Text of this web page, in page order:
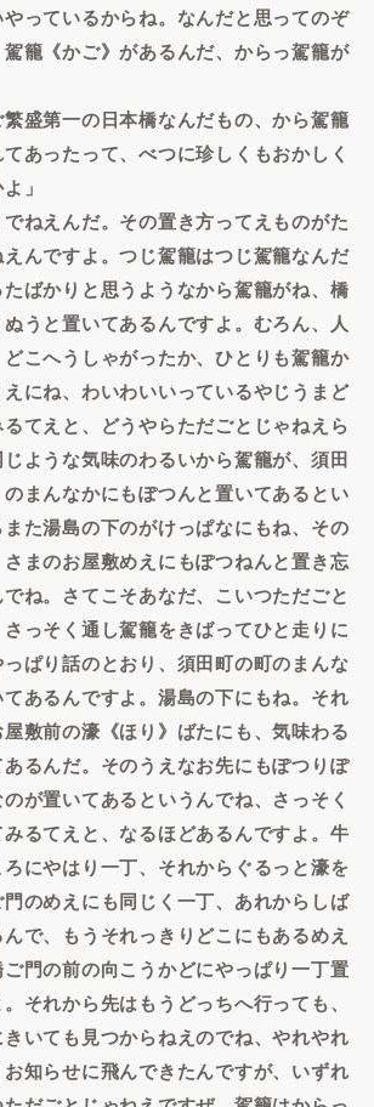
っているからね。なんだと思ってのぞ
籠《かご》があるんだ、からっ駕籠が
繁盛第一の日本橋なんだもの、から駕籠
あったって、べつに珍しくもおかしく
」
でねえんだ。その置き方ってえものがた
んですよ。つじ駕籠はつじ駕籠なんだ
ばかりと思うようなから駕籠がね、橋
うと置いてあるんですよ。むろん、人
こへうしゃがったか、ひとりも駕籠か
にね、わいわいいっているやじうまど
てえと、どうやらただごとじゃねえら
ような気味のわるいから駕籠が、須田
まんなかにもぽつんと置いてあるとい
た湯島の下のがけっぱなにもね、その
まのお屋敷めえにもぽつねんと置き忘
ね。さてこそあなだ、こいつただごと
っそく通し駕籠をきばってひと走りに
ぱり話のとおり、須田町の町のまんな
あるんですよ。湯島の下にもね。それ
敷前の濠《ほり》ばたにも、気味わる
あるんだ。そのうえなお先にもぽつりぽ
が置いてあるというんでね、さっそく
るてえと、なるほどあるんですよ。牛
にやはり一丁、それからぐるっと濠を
のめえにも同じく一丁、あれからしば
で、もうそれっきりどこにもあるめえ
門の前の向こうかどにやっぱり一丁置
それから先はもうどっちへ行っても、
いても見つからねえのでね、やれやれ
知らせに飛んできたんですが、いずれ